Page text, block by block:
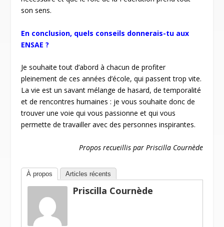
son sens.
En conclusion, quels conseils donnerais-tu aux
ENSAE ?
Je souhaite tout d’abord à chacun de profiter
pleinement de ces années d’école, qui passent trop vite.
La vie est un savant mélange de hasard, de temporalité
et de rencontres humaines : je vous souhaite donc de
trouver une voie qui vous passionne et qui vous
permette de travailler avec des personnes inspirantes.
Propos recueillis par Priscilla Cournède
À propos Articles récents
Priscilla Cournède